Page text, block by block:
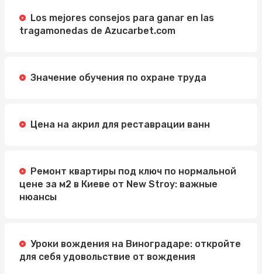
Los mejores consejos para ganar en las
tragamonedas de Azucarbet.com
Значение обучения по охране труда
Цена на акрил для реставрации ванн
Ремонт квартиры под ключ по нормальной
цене за м2 в Киеве от New Stroy: важные
нюансы
Уроки вождения на Виноградаре: откройте
для себя удовольствие от вождения